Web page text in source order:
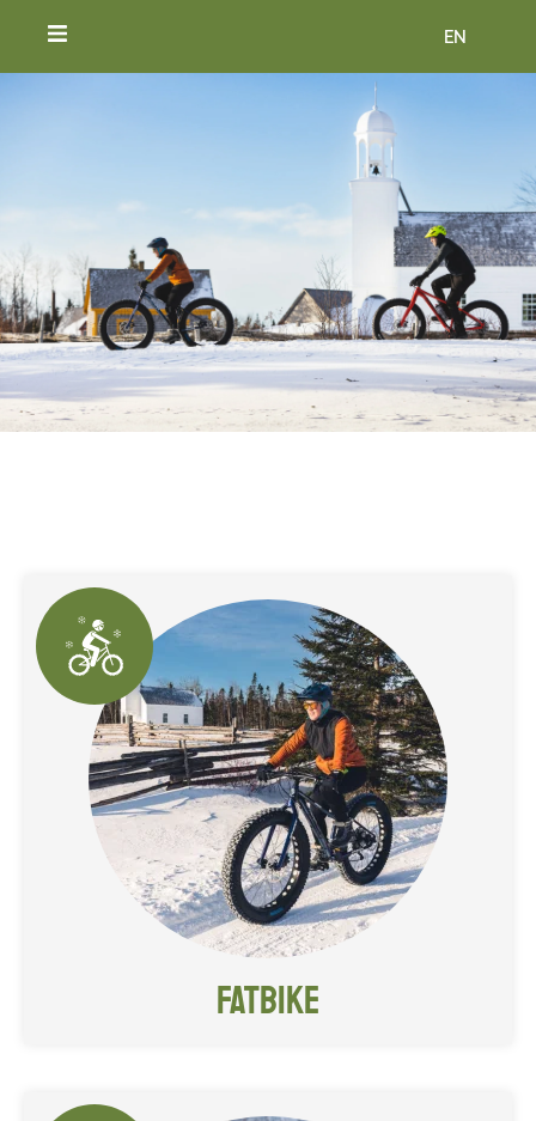
BILLETS
HÉBERGEMENT ET RESTAURATION
NOUVELLES
EN
RÉSERVEZ LE VÔTRE EN CLIQUANT ICI!
Explorez les vastes terres qui
forment l’arrière-pays du Village!
Fatbike